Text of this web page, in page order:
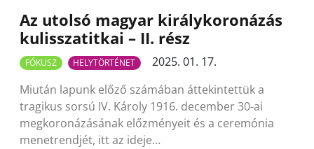
Az utolsó magyar királykoronázás
kulisszatitkai – II. rész
FÓKUSZ HELYTÖRTÉNET
2025. 01. 17.
Miután lapunk előző számában áttekintettük a
tragikus sorsú IV. Károly 1916. december 30-ai
megkoronázásának előzményeit és a ceremónia
menetrendjét, itt az ideje…